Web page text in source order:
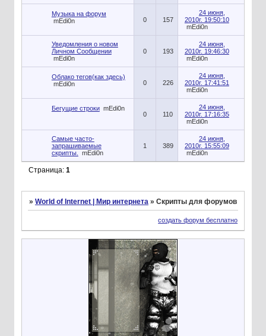
Музыка на форум
mEdi0n
0 157
24 июня,
2010г. 19:50:10
mEdi0n
Уведомления о новом
Личном Сообщении
mEdi0n
0 193
24 июня,
2010г. 19:46:30
mEdi0n
Облако тегов(как здесь)
mEdi0n
0 226
24 июня,
2010г. 17:41:51
mEdi0n
Бегущие строки mEdi0n
0
110
24 июня,
2010г. 17:16:35
mEdi0n
Самые часто-
запрашиваемые
скрипты.
mEdi0n
1 389
24 июня,
2010г. 15:55:09
mEdi0n
Страница: 1
» World of Internet | Мир интернета » Скрипты для форумов
создать форум бесплатно